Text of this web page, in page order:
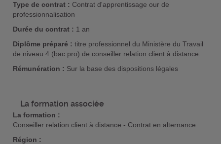
Type de contrat : Contrat d'apprentissage our de
professionnalisation
Durée du contrat : 1 an
Diplôme préparé : titre professionnel du Ministère du Travail
de niveau 4 (bac pro) de conseiller relation client à distance.
Rémunération : Sur la base des dispositions légales
La formation associée
La formation :
Conseiller relation client à distance - Contrat en alternance
Région :